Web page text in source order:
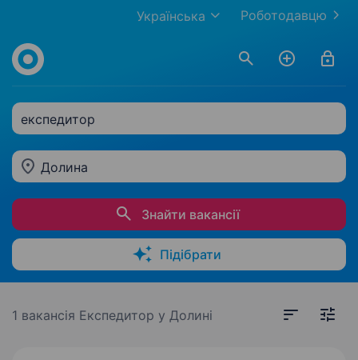
Роботодавцю
Українська
експедитор
Долина
Знайти вакансії
Підібрати
1 вакансія Експедитор у Долині